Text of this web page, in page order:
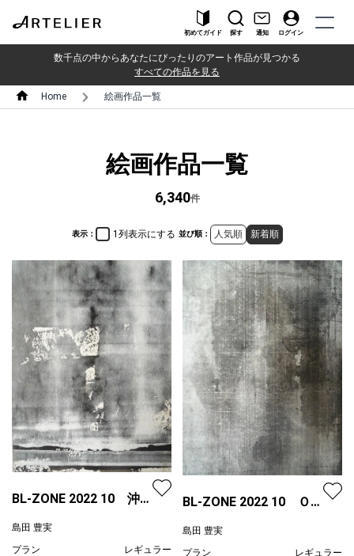
初めてガイド 探す 通知 ログイン
数千点の中からあなたにぴったりのアート作品が見つかる
すべての作品を見る
Home 絵画作品一覧
絵画作品一覧
6,340件
表示： 1列表示にする 並び順： 人気順 新着順
BL-ZONE 2022 10 沖縄
島田 豊実
プラン
レギュラー
BL-ZONE 2022 10 Ｏ
島田 豊実
プラン
レギュラー